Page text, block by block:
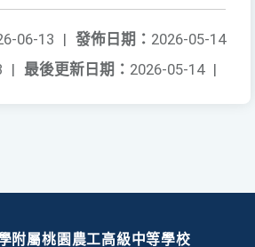
發佈日期： 2026-05-14
06-13
|
最後更新日期： 2026-05-14 |
|
附屬桃園農工高級中等學校